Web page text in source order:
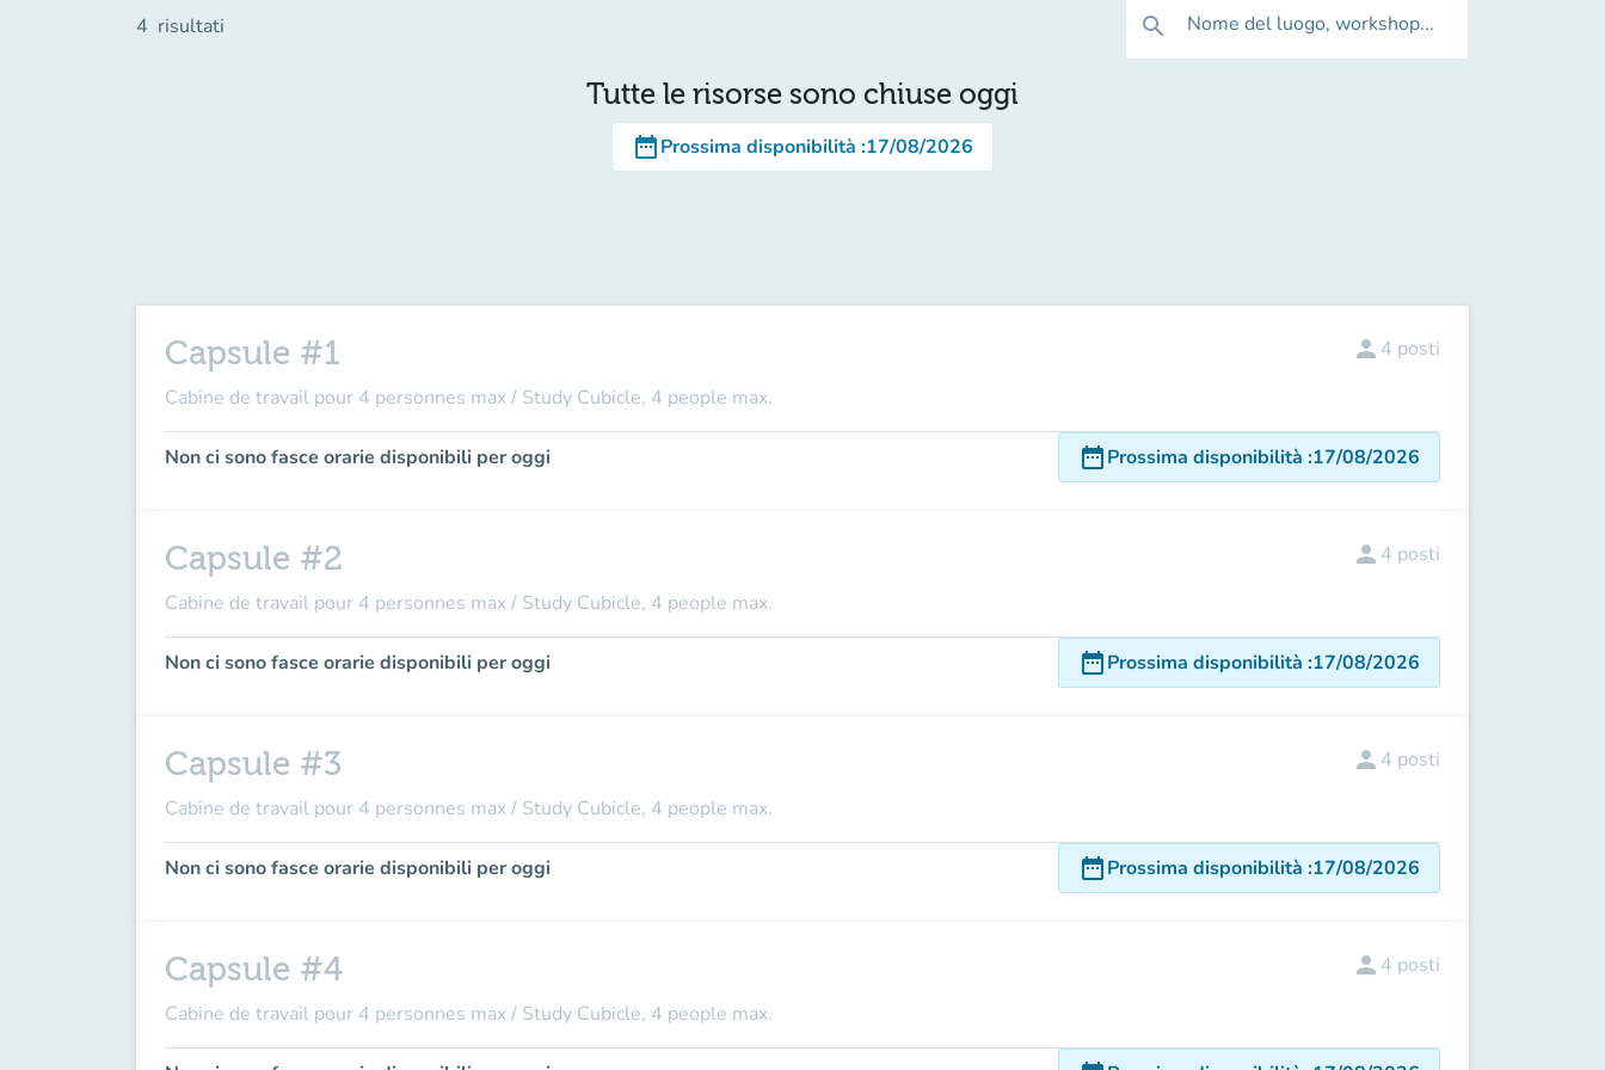
4 risultati search Nome del luogo, workshop...
Tutte le risorse sono chiuse oggi
date_rangeProssima disponibilità :17/08/2026
Capsule #1
Cabine de travail pour 4 personnes max / Study Cubicle, 4 people max.
person 4 posti
Non ci sono fasce orarie disponibili per oggi date_rangeProssima disponibilità :17/08/2026
Capsule #2
Cabine de travail pour 4 personnes max / Study Cubicle, 4 people max.
person 4 posti
Non ci sono fasce orarie disponibili per oggi date_rangeProssima disponibilità :17/08/2026
Capsule #3
Cabine de travail pour 4 personnes max / Study Cubicle, 4 people max.
person 4 posti
Non ci sono fasce orarie disponibili per oggi date_rangeProssima disponibilità :17/08/2026
Capsule #4
Cabine de travail pour 4 personnes max / Study Cubicle, 4 people max.
person 4 posti